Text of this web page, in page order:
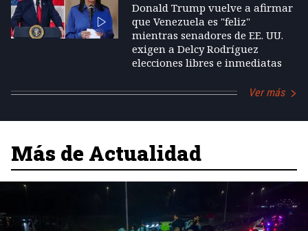
Donald Trump vuelve a afirmar
que Venezuela es "feliz"
mientras senadores de EE. UU.
exigen a Delcy Rodríguez
elecciones libres e inmediatas
Ver más
Más de Actualidad